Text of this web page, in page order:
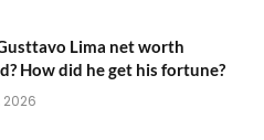
Lima net worth
How did he get his fortune?